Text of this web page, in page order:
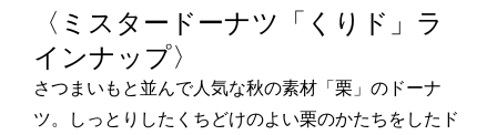
〈ミスタードーナツ「くりド」ラ
インナップ〉
さつまいもと並んで人気な秋の素材「栗」のドーナ
ツ。しっとりしたくちどけのよい栗のかたちをしたド